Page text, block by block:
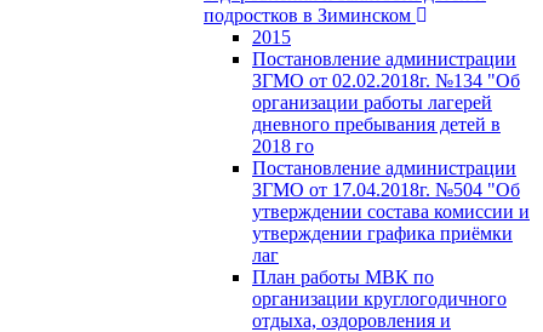
подростков в Зиминском
2015
Постановление администрации
ЗГМО от 02.02.2018г. №134 "Об
организации работы лагерей
дневного пребывания детей в
2018 го
Постановление администрации
ЗГМО от 17.04.2018г. №504 "Об
утверждении состава комиссии и
утверждении графика приёмки
лаг
План работы МВК по
организации круглогодичного
отдыха, оздоровления и